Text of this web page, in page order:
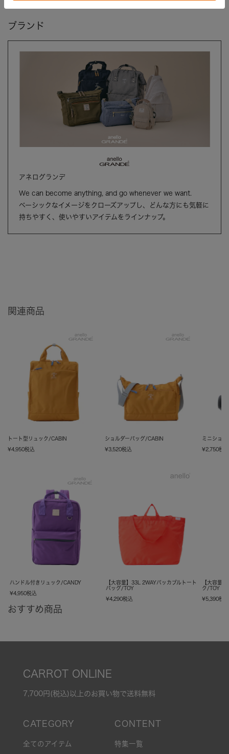
ブランド
アネログランデ
We can become anything, and go whenever we want.
ベーシックなイメージをクローズアップし、どんな方にも気軽に
持ちやすく、使いやすいアイテムをラインナップ。
関連商品
トート型リュック/CABIN
¥4,950税込
ショルダーバッグ/CABIN
¥3,520税込
ミニショ
¥2,750税込
ハンドル付きリュック/CANDY
¥4,950税込
【大容量】33L 2WAYパッカブルトート
バッグ/TOY
¥4,290税込
【大容量
ク/TOY
¥5,390税込
おすすめ商品
CARROT ONLINE
7,700円(税込)以上のお買い物で送料無料
全てのアイテム 特集一覧